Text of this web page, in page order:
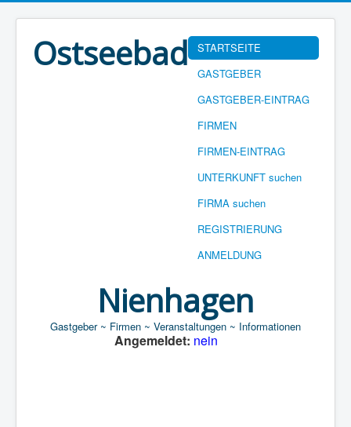
STARTSEITE
GASTGEBER
GASTGEBER-EINTRAG
FIRMEN
FIRMEN-EINTRAG
UNTERKUNFT suchen
FIRMA suchen
REGISTRIERUNG
ANMELDUNG
Ostseebad
Nienhagen
Gastgeber ~ Firmen ~ Veranstaltungen ~ Informationen
Angemeldet: nein